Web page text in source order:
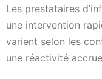
Les prestataires
une intervention
varient selon les
une réactivité